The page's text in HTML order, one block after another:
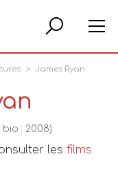
James Ryan
: 2008)
les films